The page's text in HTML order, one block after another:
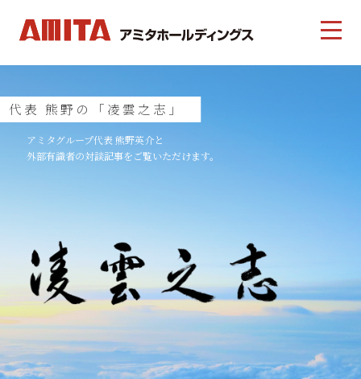
代表 熊野の「凌雲之志」
アミタグループ代表 熊野英介と
外部有識者の対談記事をご覧いただけます。